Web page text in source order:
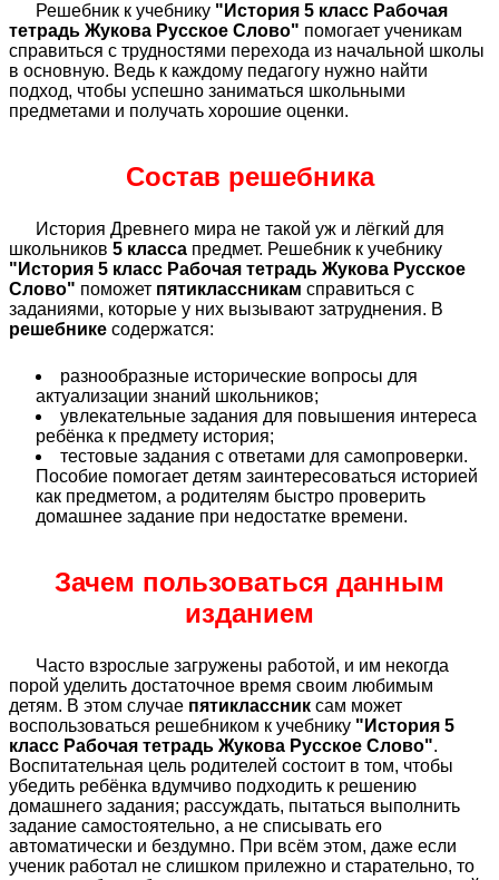
Решебник к учебнику "История 5 класс Рабочая
тетрадь Жукова Русское Слово" помогает ученикам
справиться с трудностями перехода из начальной школы
в основную. Ведь к каждому педагогу нужно найти
подход, чтобы успешно заниматься школьными
предметами и получать хорошие оценки.
Состав решебника
История Древнего мира не такой уж и лёгкий для
школьников 5 класса предмет. Решебник к учебнику
"История 5 класс Рабочая тетрадь Жукова Русское
Слово" поможет пятиклассникам справиться с
заданиями, которые у них вызывают затруднения. В
решебнике содержатся:
разнообразные исторические вопросы для
актуализации знаний школьников;
увлекательные задания для повышения интереса
ребёнка к предмету история;
тестовые задания с ответами для самопроверки.
Пособие помогает детям заинтересоваться историей
как предметом, а родителям быстро проверить
домашнее задание при недостатке времени.
Зачем пользоваться данным
изданием
Часто взрослые загружены работой, и им некогда
порой уделить достаточное время своим любимым
детям. В этом случае пятиклассник сам может
воспользоваться решебником к учебнику "История 5
класс Рабочая тетрадь Жукова Русское Слово".
Воспитательная цель родителей состоит в том, чтобы
убедить ребёнка вдумчиво подходить к решению
домашнего задания; рассуждать, пытаться выполнить
задание самостоятельно, а не списывать его
автоматически и бездумно. При всём этом, даже если
ученик работал не слишком прилежно и старательно, то